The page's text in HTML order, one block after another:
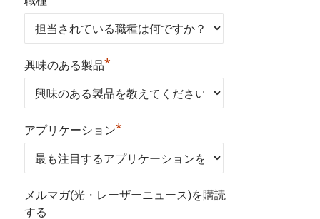
興味のある製品*
アプリケーション*
メルマガ(光・レーザーニュース)を購読
する